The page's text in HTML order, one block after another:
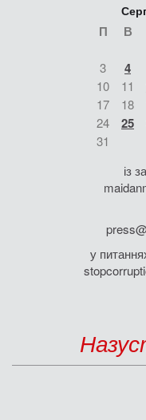
П В
3 4
10
11
17
18
24
25
31
із
у